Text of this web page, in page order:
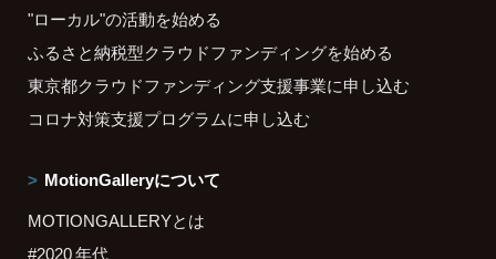
"ローカル"の活動を始める
ふるさと納税型クラウドファンディングを始める
東京都クラウドファンディング支援事業に申し込む
コロナ対策支援プログラムに申し込む
MotionGalleryについて
MOTIONGALLERYとは
#2020 年代